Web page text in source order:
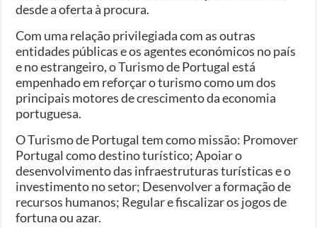
desde a oferta à procura.
Com uma relação privilegiada com as outras
entidades públicas e os agentes económicos no país
e no estrangeiro, o Turismo de Portugal está
empenhado em reforçar o turismo como um dos
principais motores de crescimento da economia
portuguesa.
O Turismo de Portugal tem como missão: Promover
Portugal como destino turístico; Apoiar o
desenvolvimento das infraestruturas turísticas e o
investimento no setor; Desenvolver a formação de
recursos humanos; Regular e fiscalizar os jogos de
fortuna ou azar.